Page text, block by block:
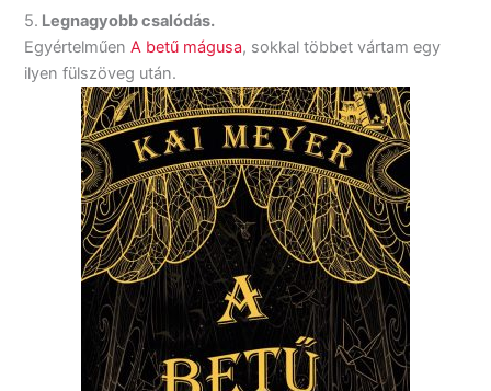
5. Legnagyobb csalódás.
EgyértelműenA betű mágusa, sokkal többet vártam egy
ilyen fülszöveg után.